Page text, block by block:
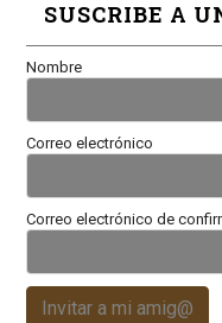
SUSCRIBE A
Nombre
Correo electrónico
Correo electrónico de
Invitar a mi amig@